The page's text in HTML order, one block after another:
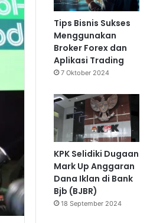
Tips Bisnis Sukses
Menggunakan
Broker Forex dan
Aplikasi Trading
7 Oktober 2024
KPK Selidiki Dugaan
Mark Up Anggaran
Dana Iklan di Bank
Bjb (BJBR)
18 September 2024